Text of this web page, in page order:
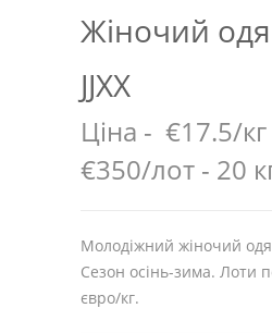
Жіночий
JJXX
Ціна - €17.5/кг
€350/лот - 20
Молодіжний жіночий
Сезон осінь-зима. Лоти
євро/кг.